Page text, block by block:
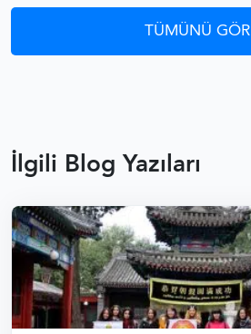
SLOVENYA AILE BIRLEŞIMI VIZESI
SLOVENYA ÇALIŞMA VIZESI
SLOVENYA VIZE REDDI
SLOVENYA VIZESI FORMLAR
TÜMÜNÜ GÖR
İlgili Blog Yazıları